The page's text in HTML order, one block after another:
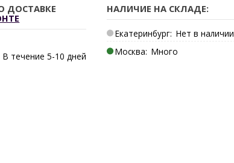
ДОСТАВКЕ
В течение 5-10 дней
НАЛИЧИЕ НА СКЛАДЕ:
Екатеринбург: Нет в наличии
Москва: Много